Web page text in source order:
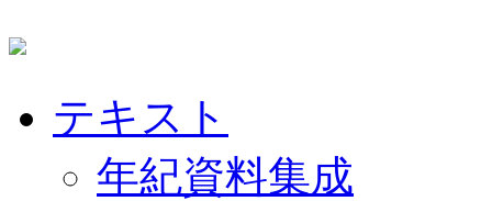
テキスト
年紀資料集成